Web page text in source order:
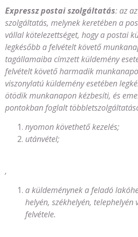
Expressz postai szolgáltatás: az
szolgáltatás, melynek keretében a
vállal kötelezettséget, hogy a postai
legkésőbb a felvételt követő
tagállamaiba címzett küldemény
felvételt követő harmadik
viszonylatú küldemény esetében
ötödik munkanapon kézbesíti, és
pontokban foglalt
nyomon követhető kezelés;
utánvétel;
,
a küldeménynek a feladó
helyén, székhelyén,
felvétele.